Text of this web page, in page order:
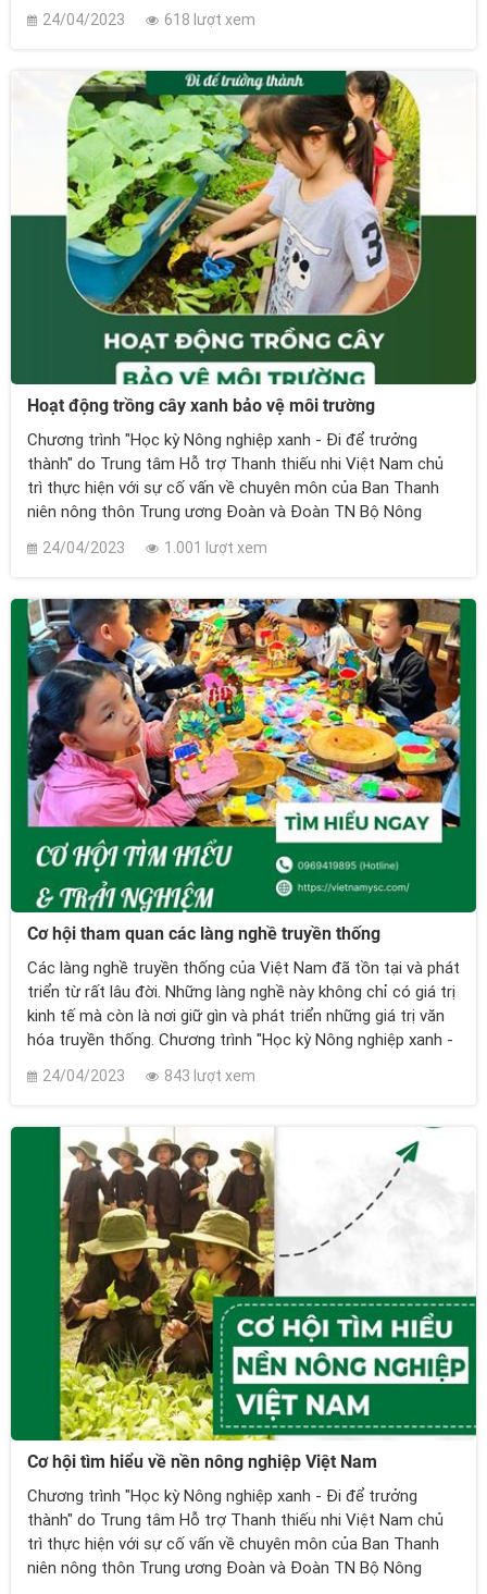
bảo vệ môi trường sẽ giúp tạo ra một thế hệ trẻ có nhận
việc học cách phân loại rác còn giúp trẻ phát triển nhiều kỹ
năng và thói quen tốt, góp phần vào sự phát triển toàn diện
của trẻ em. Việc học cách phân loại rác giúp con:
24/04/2023 618 lượt xem
Hoạt động trồng cây xanh bảo vệ môi trường
Chương trình "Học kỳ Nông nghiệp xanh - Đi để trưởng
thành" do Trung tâm Hỗ trợ Thanh thiếu nhi Việt Nam chủ
trì thực hiện với sự cố vấn về chuyên môn của Ban Thanh
niên nông thôn Trung ương Đoàn và Đoàn TN Bộ Nông
trình, các bạn thanh thiếu nhi sẽ được trải nghiệm hoạt
nghĩa quan trọng, bao gồm:
24/04/2023 1.001 lượt xem
Cơ hội tham quan các làng nghề truyền thống
Các làng nghề truyền thống của Việt Nam đã tồn tại và phát
triển từ rất lâu đời. Những làng nghề này không chỉ có giá trị
kinh tế mà còn là nơi giữ gìn và phát triển những giá trị văn
hóa truyền thống. Chương trình "Học kỳ Nông nghiệp xanh -
Việt Nam chủ trì thực hiện với sự cố vấn về chuyên môn của
Bộ Nông nghiệp và Phát triển nông thôn.
24/04/2023 843 lượt xem
Cơ hội tìm hiểu về nền nông nghiệp Việt Nam
Chương trình "Học kỳ Nông nghiệp xanh - Đi để trưởng
thành" do Trung tâm Hỗ trợ Thanh thiếu nhi Việt Nam chủ
trì thực hiện với sự cố vấn về chuyên môn của Ban Thanh
niên nông thôn Trung ương Đoàn và Đoàn TN Bộ Nông